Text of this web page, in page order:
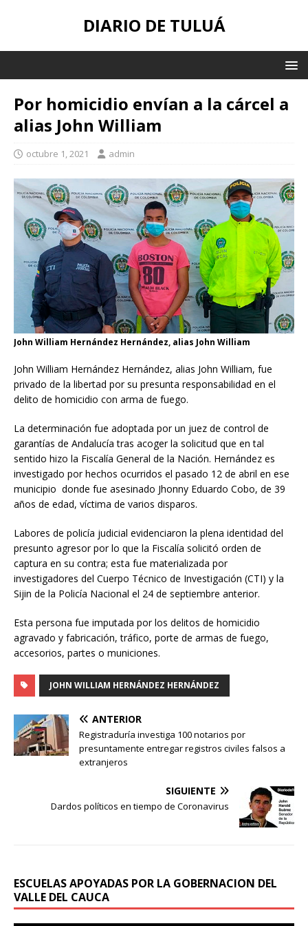
DIARIO DE TULUÁ
Por homicidio envían a la cárcel a
alias John William
octubre 1, 2021 admin
John William Hernández Hernández, alias John William
John William Hernández Hernández, alias John William, fue
privado de la libertad por su presunta responsabilidad en el
delito de homicidio con arma de fuego.
La determinación fue adoptada por un juez de control de
garantías de Andalucía tras acoger la solicitud que en tal
sentido hizo la Fiscalía General de la Nación. Hernández es
investigado por hechos ocurridos el pasado 12 de abril en ese
municipio donde fue asesinado Jhonny Eduardo Cobo, de 39
años de edad, víctima de varios disparos.
Labores de policía judicial evidenciaron la plena identidad del
presunto agresor por lo que la Fiscalía solicitó orden de
captura en su contra; esta fue materializada por
investigadores del Cuerpo Técnico de Investigación (CTI) y la
Sijin de la Policía Nacional el 24 de septiembre anterior.
Esta persona fue imputada por los delitos de homicidio
agravado y fabricación, tráfico, porte de armas de fuego,
accesorios, partes o municiones.
JOHN WILLIAM HERNÁNDEZ HERNÁNDEZ
ANTERIOR
Registraduría investiga 100 notarios por
presuntamente entregar registros civiles falsos a
extranjeros
SIGUIENTE
Dardos políticos en tiempo de Coronavirus
ESCUELAS APOYADAS POR LA GOBERNACION DEL
VALLE DEL CAUCA